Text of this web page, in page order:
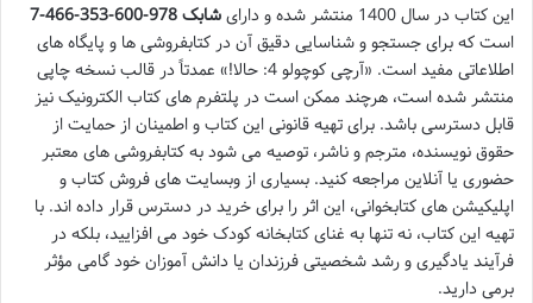
این کتاب در سال 1400 منتشر شده و دارای
شابک 978-600-353-466-7
است که برای جستجو و شناسایی دقیق آن در کتابفروشی ها و پایگاه های
اطلاعاتی مفید است. «آرچی کوچولو 4: حالا!» عمدتاً در قالب نسخه چاپی
منتشر شده است، هرچند ممکن است در پلتفرم های کتاب الکترونیک نیز
قابل دسترسی باشد. برای تهیه قانونی این کتاب و اطمینان از حمایت از
حقوق نویسنده، مترجم و ناشر، توصیه می شود به کتابفروشی های معتبر
حضوری یا آنلاین مراجعه کنید. بسیاری از وبسایت های فروش کتاب و
اپلیکیشن های کتابخوانی، این اثر را برای خرید در دسترس قرار داده اند. با
تهیه این کتاب، نه تنها به غنای کتابخانه کودک خود می افزایید، بلکه در
فرآیند یادگیری و رشد شخصیتی فرزندان یا دانش آموزان خود گامی مؤثر
برمی دارید.